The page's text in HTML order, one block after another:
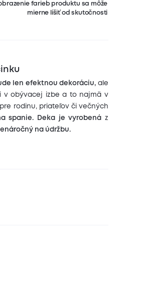
farieb produktu sa môže
mierne líšiť od skutočnosti
len efektnou dekoráciu, ale
v obývacej izbe a to najmä v
rodinu, priateľov či večných
spanie. Deka je vyrobená z
na údržbu.